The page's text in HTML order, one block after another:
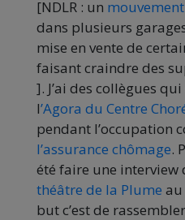
[NDLR : un
dans plusieurs
mise en vente de
faisant craindre des
]. J’ai des collègues
l’Agora du Centre
pendant l’occupation
l’assurance chômage.
été faire une interview
théâtre de la Plume
but c’est de